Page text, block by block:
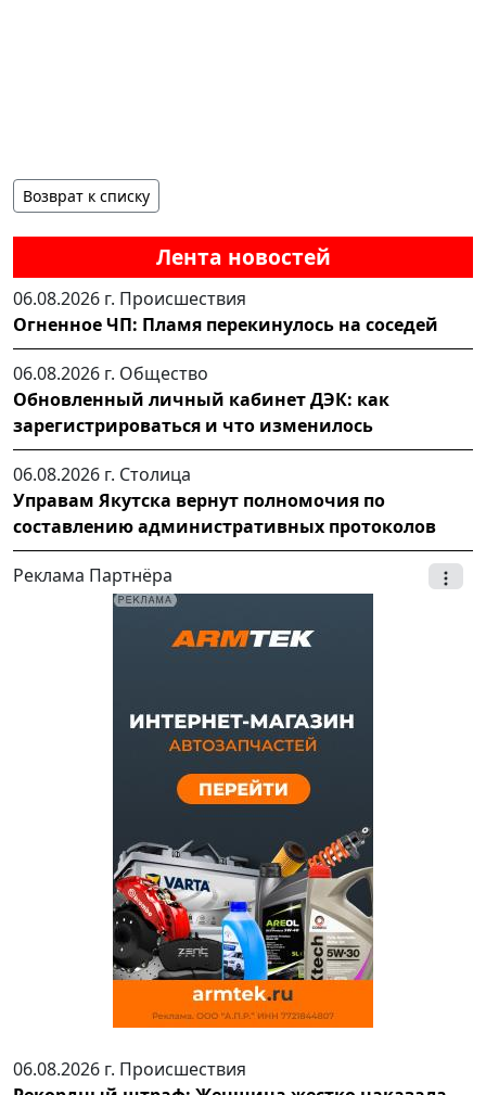
Лента новостей
06.08.2026 г. Происшествия
Огненное ЧП: Пламя перекинулось на соседей
06.08.2026 г. Общество
Обновленный личный кабинет ДЭК: как
зарегистрироваться и что изменилось
06.08.2026 г. Столица
Управам Якутска вернут полномочия по
составлению административных протоколов
Реклама Партнёра
06.08.2026 г. Происшествия
Возврат к списку